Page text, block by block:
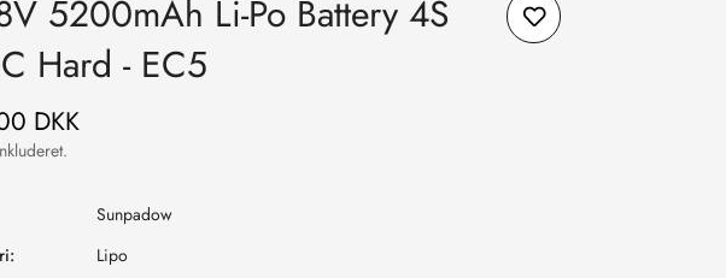
5200mAh Li-Po Battery 4S
Hard - EC5
DKK
Sunpadow
Lipo